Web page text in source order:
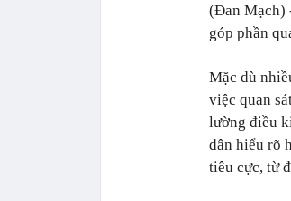
(Đan Mạch)
góp phần
Mặc dù
việc quan
lường điều
dân hiểu rõ
tiêu cực, từ